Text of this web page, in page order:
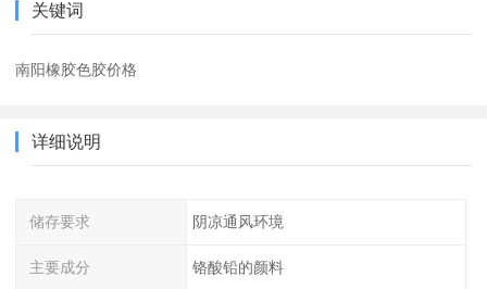
关键词
南阳橡胶色胶价格
详细说明
储存要求 阴凉通风环境
主要成分 铬酸铅的颜料